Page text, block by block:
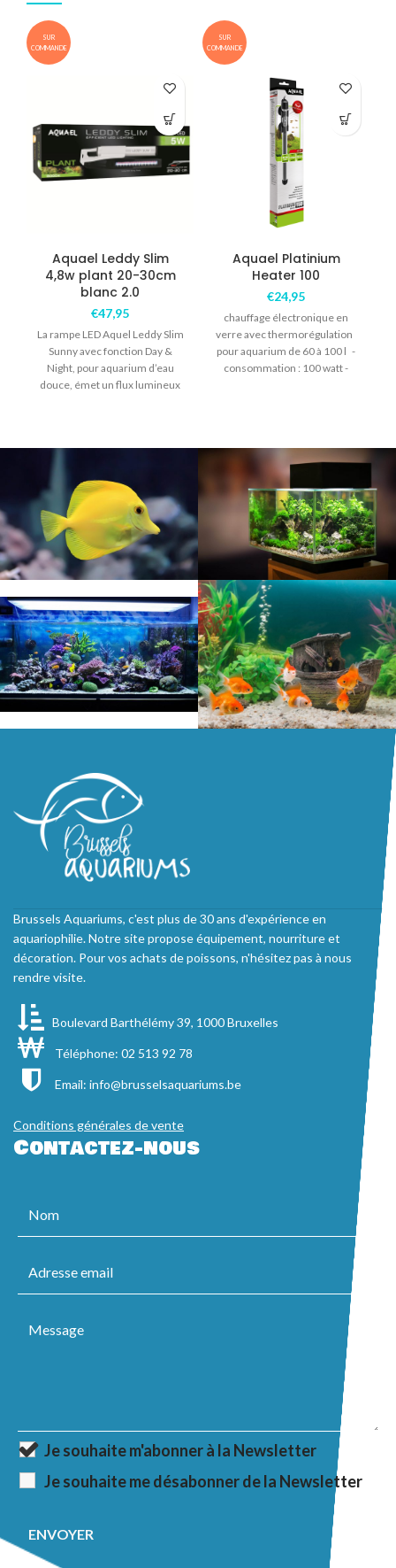
SUR
COMMANDE
Aquael Leddy Slim
4,8w plant 20-30cm
blanc 2.0
€47,95
La rampe LED Aquel Leddy Slim
Sunny avec fonction Day &
Night, pour aquarium d’eau
douce, émet un flux lumineux
SUR
COMMANDE
Aquael Platinium
Heater 100
€24,95
chauffage électronique en
verre avec thermorégulation
pour aquarium de 60 à 100 l -
consommation : 100 watt -
Brussels Aquariums, c'est plus de 30 ans d'expérience en
aquariophilie. Notre site propose équipement, nourriture et
décoration. Pour vos achats de poissons, n'hésitez pas à nous
rendre visite.
Boulevard Barthélémy 39, 1000 Bruxelles
Téléphone: 02 513 92 78
Email: info@brusselsaquariums.be
Conditions générales de vente
Contactez-nous
Je souhaite m'abonner à la Newsletter
Je souhaite me désabonner de la Newsletter